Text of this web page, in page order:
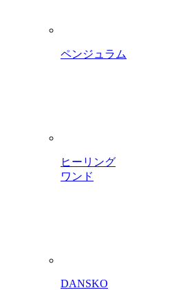
ペンジュラム
ヒーリング
ワンド
DANSKO